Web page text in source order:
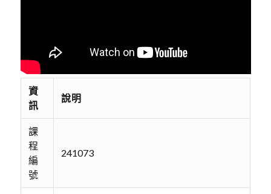
資
訊
說明
課
程
編
號
241073